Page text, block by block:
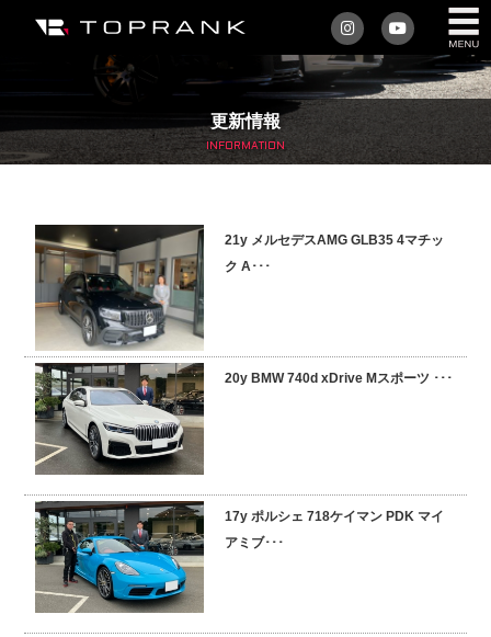
私たちについて
車を買う
アフターサービス
車を売る
店舗/スタッフ情報
インフォメーション
トップランク・マガジン
採用情報
更新情報
INFORMATION
21y メルセデスAMG GLB35 4マチッ
ク A･･･
20y BMW 740d xDrive Mスポーツ ･･･
17y ポルシェ 718ケイマン PDK マイ
アミブ･･･